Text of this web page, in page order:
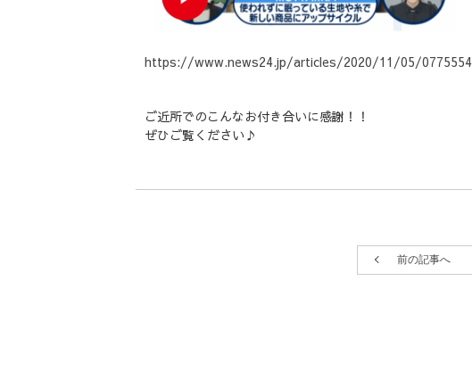
https://www.news24.jp/articles/2020/11/05/
ご近所でのこんなお付き合いに感謝！！
ぜひご覧ください♪
前の記事へ